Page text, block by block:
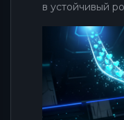
в устойчивый